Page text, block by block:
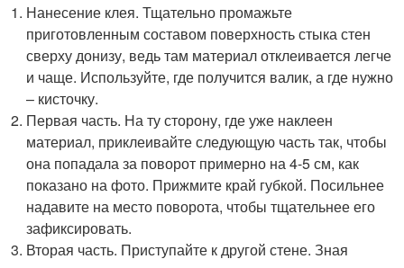
Нанесение клея. Тщательно промажьте
приготовленным составом поверхность стыка стен
сверху донизу, ведь там материал отклеивается легче
и чаще. Используйте, где получится валик, а где нужно
– кисточку.
Первая часть. На ту сторону, где уже наклеен
материал, приклеивайте следующую часть так, чтобы
она попадала за поворот примерно на 4-5 см, как
показано на фото. Прижмите край губкой. Посильнее
надавите на место поворота, чтобы тщательнее его
зафиксировать.
Вторая часть. Приступайте к другой стене. Зная